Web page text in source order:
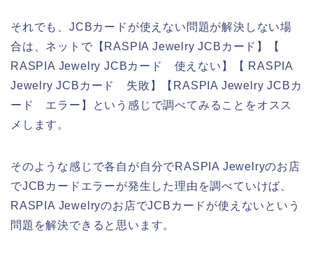
それでも、JCBカードが使えない問題が解決しない場
合は、ネットで【RASPIA Jewelry JCBカード】【
RASPIA Jewelry JCBカード 使えない】【 RASPIA
Jewelry JCBカード 失敗】【RASPIA Jewelry JCBカ
ード エラー】という感じで調べてみることをオスス
メします。
そのような感じで各自が自分でRASPIA Jewelryのお店
でJCBカードエラーが発生した理由を調べていけば、
RASPIA Jewelryのお店でJCBカードが使えないという
問題を解決できると思います。